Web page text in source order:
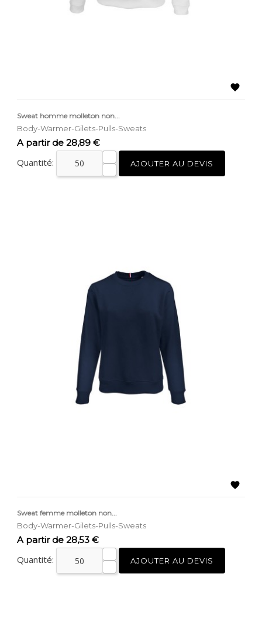

Sweat homme molleton non...
Body-Warmer-Gilets-Pulls-Sweats
Prix
A partir de 28,89 €
Quantité: AJOUTER AU DEVIS

Sweat femme molleton non...
Body-Warmer-Gilets-Pulls-Sweats
Prix
A partir de 28,53 €
Quantité: AJOUTER AU DEVIS